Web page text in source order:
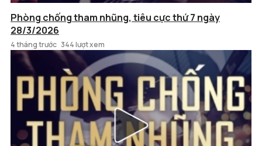
Phòng chống tham nhũng, tiêu cực thứ 7 ngày
28/3/2026
4 tháng trước 344 lượt xem